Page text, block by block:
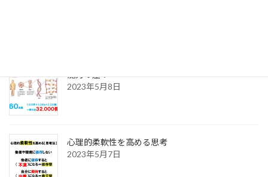
能力の差？
2023年5月8日
心理的柔軟性を高める思考
2023年5月7日